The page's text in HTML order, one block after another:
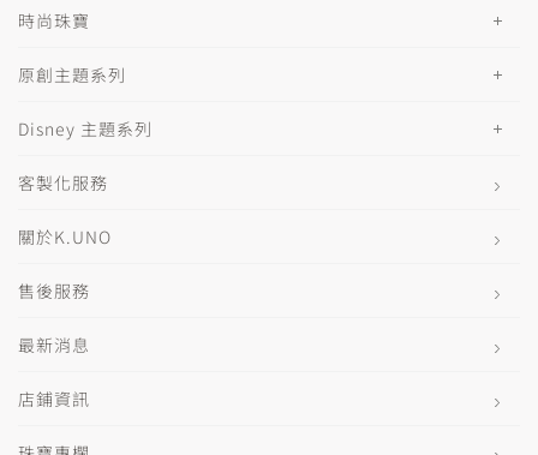
時尚珠寶
原創主題系列
Disney 主題系列
客製化服務
關於K.UNO
售後服務
最新消息
店鋪資訊